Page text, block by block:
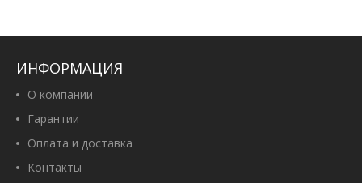
ИНФОРМАЦИЯ
О компании
Гарантии
Оплата и доставка
Контакты